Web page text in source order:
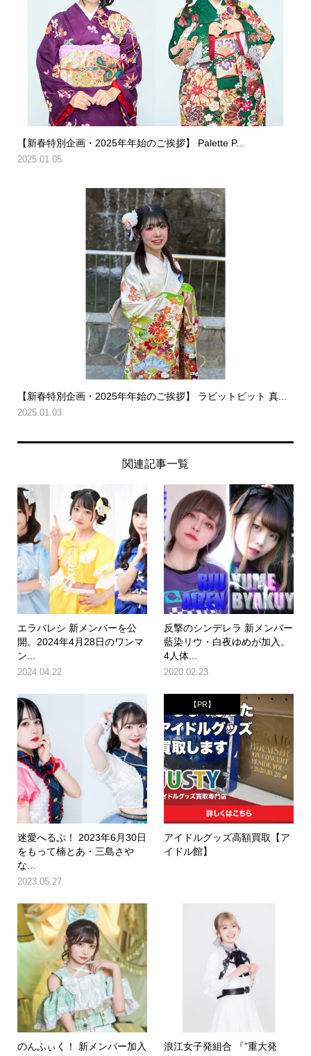
【新春特別企画・2025年年始のご挨拶】 Palette P...
2025.01.05
【新春特別企画・2025年年始のご挨拶】 ラビットビット 真...
2025.01.03
関連記事一覧
エラバレシ 新メンバーを公
開。2024年4月28日のワンマ
ン...
2024.04.22
反撃のシンデレラ 新メンバー
藍染リウ・白夜ゆめが加入。
4人体...
2020.02.23
迷愛へるぷ！ 2023年6月30日
をもって楠とあ・三島さや
な...
2023.05.27
【PR】
アイドルグッズ高額買取【ア
イドル館】
のんふぃく！ 新メンバー加入
浪江女子発組合 『”重大発